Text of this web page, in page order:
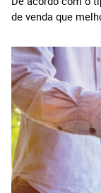
de venda que